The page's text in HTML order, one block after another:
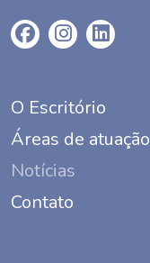
O Escritório
Áreas de atuação
Notícias
Contato